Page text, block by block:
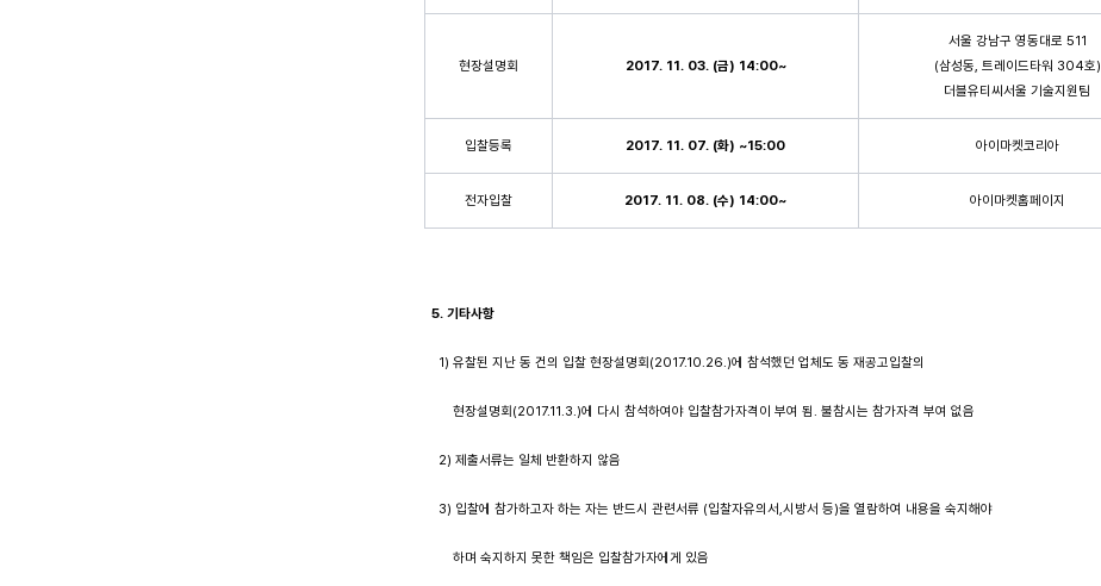
현장설명회 2017. 11. 03. (금) 14:00~
서울 강남구 영동대로 511
(삼성동, 트레이드타워 304호)
더블유티씨서울 기술지원팀
입찰등록 2017. 11. 07. (화) ~15:00 아이마켓코리아
전자입찰 2017. 11. 08. (수) 14:00~ 아이마켓홈페이지
5.기타사항
1) 유찰된 지난 동 건의 입찰 현장설명회(2017.10.26.)에 참석했던 업체도 동 재공고입찰의
현장설명회(2017.11.3.)에 다시 참석하여야 입찰참가자격이 부여 됨. 불참시는 참가자격 부여 없음
2) 제출서류는 일체 반환하지 않음
3) 입찰에 참가하고자 하는 자는 반드시 관련서류 (입찰자유의서,시방서 등)을 열람하여 내용을 숙지해야
하며 숙지하지 못한 책임은 입찰참가자에게 있음